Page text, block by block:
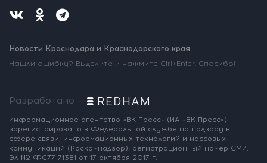
Новости Краснодара и Краснодарского края
Нашли ошибку? Выделите и нажмите Ctrl+Enter. Спасибо!
Разработано —
Информационное агентство «ВК Пресс» (ИА «ВК Пресс»)
зарегистрировано в Федеральной службе по надзору в
сфере связи, информационных технологий и массовых
коммуникаций (Роскомнадзор), регистрационный номер СМИ:
Эл № ФС77-71381 от 17 октября 2017 г.